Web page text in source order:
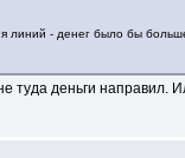
линий - денег было бы
туда деньги направил.